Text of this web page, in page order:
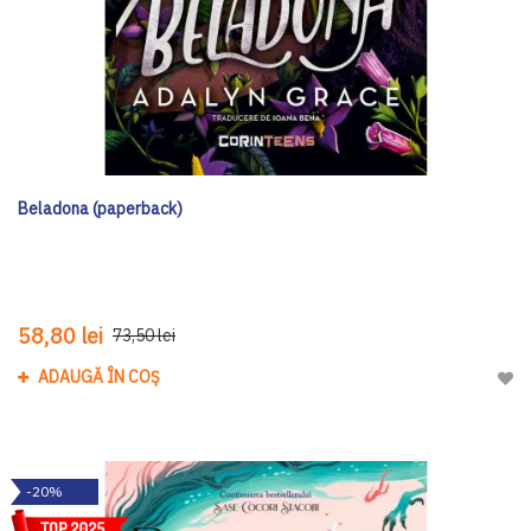
Beladona (paperback)
58,80 lei 73,50 lei
ADAUGĂ ÎN COȘ
-20%